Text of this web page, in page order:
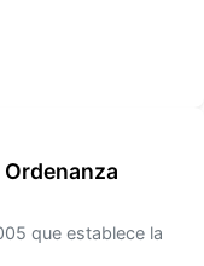
que establece la